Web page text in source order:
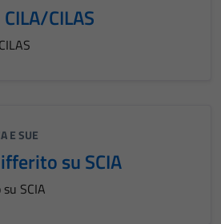
CILAS
E SUE
su SCIA
SCIA